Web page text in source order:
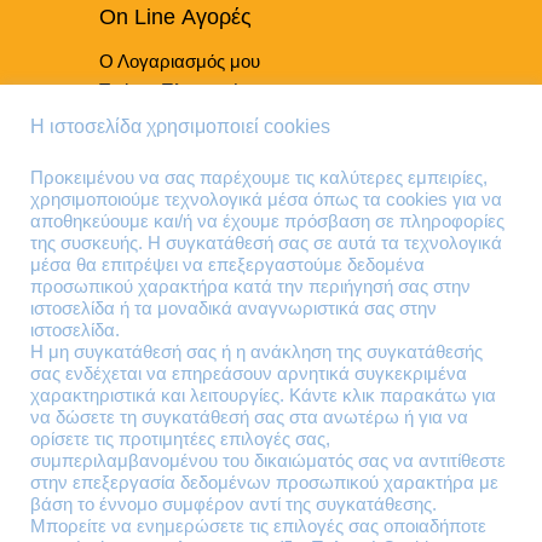
On Line Αγορές
Ο Λογαριασμός μου
Τρόποι Πληρωμής
Τρόποι Παράδοσης
Τηλέφωνα Επικοινωνίας
210 41 13 636
210 41 13 280
Διεύθυνση
Θηβών 220
Άγιος Ιωάννης
Ρέντης
Τ.Κ. 182 33
Email
Η ιστοσελίδα χρησιμοποιεί cookies
Προκειμένου να σας παρέχουμε τις καλύτερες εμπειρίες,
χρησιμοποιούμε τεχνολογικά μέσα όπως τα cookies για να
αποθηκεύουμε και/ή να έχουμε πρόσβαση σε πληροφορίες
της συσκευής. Η συγκατάθεσή σας σε αυτά τα τεχνολογικά
μέσα θα επιτρέψει να επεξεργαστούμε δεδομένα
προσωπικού χαρακτήρα κατά την περιήγησή σας στην
ιστοσελίδα ή τα μοναδικά αναγνωριστικά σας στην
ιστοσελίδα.
Η μη συγκατάθεσή σας ή η ανάκληση της συγκατάθεσής
σας ενδέχεται να επηρεάσουν αρνητικά συγκεκριμένα
χαρακτηριστικά και λειτουργίες. Κάντε κλικ παρακάτω για
να δώσετε τη συγκατάθεσή σας στα ανωτέρω ή για να
ορίσετε τις προτιμητέες επιλογές σας,
συμπεριλαμβανομένου του δικαιώματός σας να αντιτίθεστε
στην επεξεργασία δεδομένων προσωπικού χαρακτήρα με
βάση το έννομο συμφέρον αντί της συγκατάθεσης.
Μπορείτε να ενημερώσετε τις επιλογές σας οποιαδήποτε